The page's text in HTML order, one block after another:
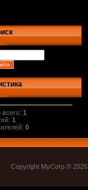
1
1
0
Copyright MyCorp © 2026